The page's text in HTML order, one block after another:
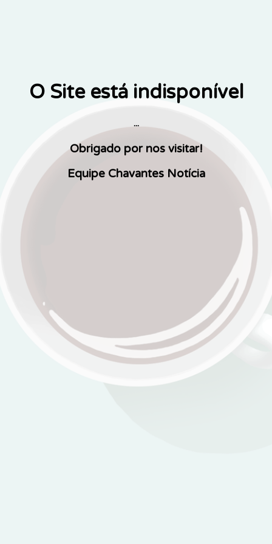
O Site está indisponível
...
Obrigado por nos visitar!
Equipe Chavantes Notícia